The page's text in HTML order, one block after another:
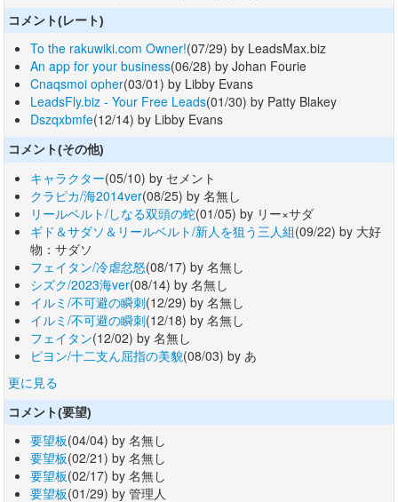
コメント(レート)
To the rakuwiki.com Owner!(07/29) by LeadsMax.biz
An app for your business(06/28) by Johan Fourie
Cnaqsmoi opher(03/01) by Libby Evans
LeadsFly.biz - Your Free Leads(01/30) by Patty Blakey
Dszqxbmfe(12/14) by Libby Evans
コメント(その他)
キャラクター(05/10) by セメント
クラピカ/海2014ver(08/25) by 名無し
リールベルト/しなる双頭の蛇(01/05) by リー×サダ
ギド＆サダソ＆リールベルト/新人を狙う三人組(09/22) by 大好
物：サダソ
フェイタン/冷虐忿怒(08/17) by 名無し
シズク/2023海ver(08/14) by 名無し
イルミ/不可避の瞬刺(12/29) by 名無し
イルミ/不可避の瞬刺(12/18) by 名無し
フェイタン(12/02) by 名無し
ピヨン/十二支ん屈指の美貌(08/03) by あ
更に見る
コメント(要望)
要望板(04/04) by 名無し
要望板(02/21) by 名無し
要望板(02/17) by 名無し
要望板(01/29) by 管理人